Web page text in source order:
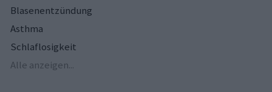
Blasenentzündung
Asthma
Schlaflosigkeit
Alle anzeigen...